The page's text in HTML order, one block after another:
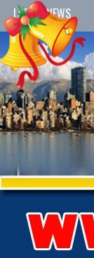
LATEST NEWS